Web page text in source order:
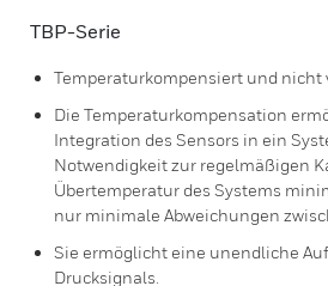
TBP-Serie
Temperaturkompensiert und nicht
Die Temperaturkompensation
Integration des Sensors in ein
Notwendigkeit zur regelmäßigen
Übertemperatur des Systems
nur minimale Abweichungen
Sie ermöglicht eine unendliche
Drucksignals.